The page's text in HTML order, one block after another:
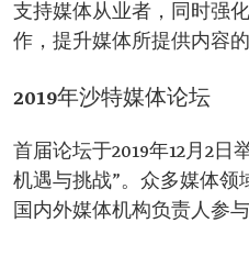
支持媒体从业者，同时强
作，提升媒体所提供内容的
2019年沙特媒体论坛
首届论坛于2019年12月2日
机遇与挑战”。众多媒体领
国内外媒体机构负责人参